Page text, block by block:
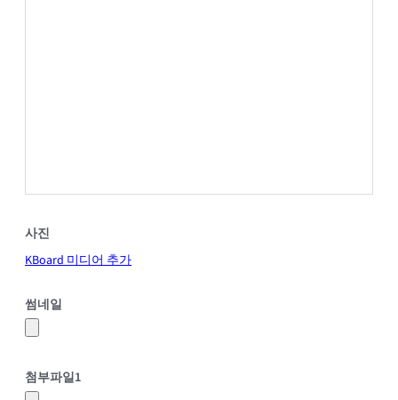
사진
KBoard 미디어 추가
썸네일
첨부파일1